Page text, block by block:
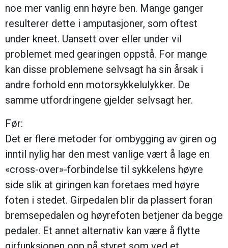
noe mer vanlig enn høyre ben. Mange ganger
resulterer dette i amputasjoner, som oftest
under kneet. Uansett over eller under vil
problemet med gearingen oppstå. For mange
kan disse problemene selvsagt ha sin årsak i
andre forhold enn motorsykkelulykker. De
samme utfordringene gjelder selvsagt her.
Før:
Det er flere metoder for ombygging av giren og
inntil nylig har den mest vanlige vært å lage en
«cross-over»-forbindelse til sykkelens høyre
side slik at giringen kan foretaes med høyre
foten i stedet. Girpedalen blir da plassert foran
bremsepedalen og høyrefoten betjener da begge
pedaler. Et annet alternativ kan være å flytte